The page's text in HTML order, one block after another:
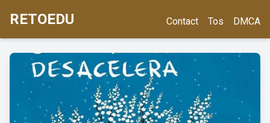
RETOEDU Contact Tos DMCA